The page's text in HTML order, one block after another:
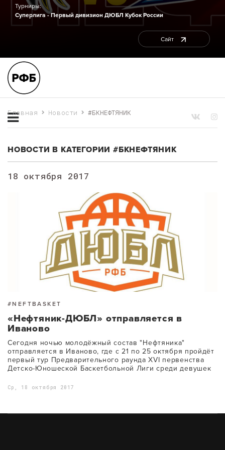
Турниры:
Суперлига - Первый дивизион ДЮБЛ Кубок России
Сайт
Главная Новости #БКНЕФТЯНИК
НОВОСТИ В КАТЕГОРИИ #БКНЕФТЯНИК
18 октября 2017
#NEFTBASKET
«Нефтяник-ДЮБЛ» отправляется в
Иваново
Сегодня ночью молодёжный состав "Нефтяника"
отправляется в Иваново, где с 21 по 25 октября пройдёт
первый тур Предварительного раунда XVI первенства
Детско-Юношеской Баскетбольной Лиги среди девушек
Ср, 18 октября 2017